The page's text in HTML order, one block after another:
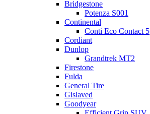
Bridgestone
Potenza S001
Continental
Conti Eco Contact 5
Cordiant
Dunlop
Grandtrek MT2
Firestone
Fulda
General Tire
Gislaved
Goodyear